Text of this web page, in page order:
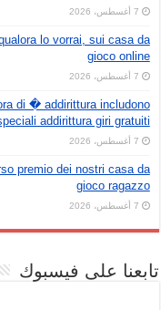
7 أغسطس، 2026
lo vorrai, sui casa da
gioco online
7 أغسطس، 2026
di � addirittura includono
addirittura giri gratuiti
7 أغسطس، 2026
premio dei nostri casa da
gioco ragazzo
7 أغسطس، 2026
تابعنا على فيسبوك